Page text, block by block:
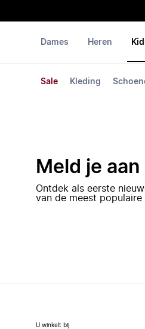
Dames Heren
Sale Kleding
Meld je
Ontdek als eerste
van de meest populaire
U winkelt bij